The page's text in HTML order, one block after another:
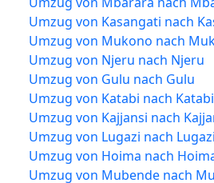
Umzug von Kasangati nach
Umzug von Mukono nach
Umzug von Njeru nach Njeru
Umzug von Gulu nach Gulu
Umzug von Katabi nach Katabi
Umzug von Kajjansi nach
Umzug von Lugazi nach Lugazi
Umzug von Hoima nach
Umzug von Mubende nach